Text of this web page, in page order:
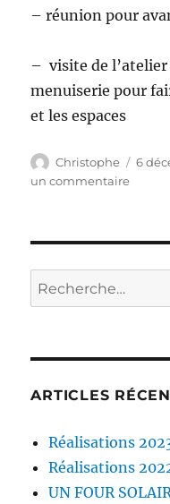
– réunion pour
– visite de l’atelier
menuiserie pour
et les espaces
Auteur
Christophe 6
un commentairesur
Recherche
pour :
ARTICLES
Réalisations
Réalisations
UN FOUR